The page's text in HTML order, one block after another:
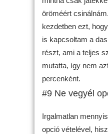
öröméért
kezdetben ezt,
is kapcsoltam a
részt, ami a teljes
mutatta, így nem
percenként.
#9 Ne vegyél
Irgalmatlan
opció vételével,